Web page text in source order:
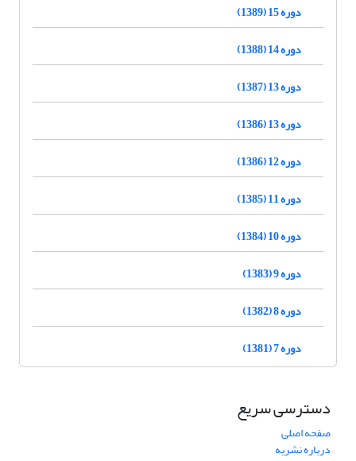
دوره 15 (1389)
دوره 14 (1388)
دوره 13 (1387)
دوره 13 (1386)
دوره 12 (1386)
دوره 11 (1385)
دوره 10 (1384)
دوره 9 (1383)
دوره 8 (1382)
دوره 7 (1381)
دسترسی سریع
صفحه اصلی
درباره نشریه